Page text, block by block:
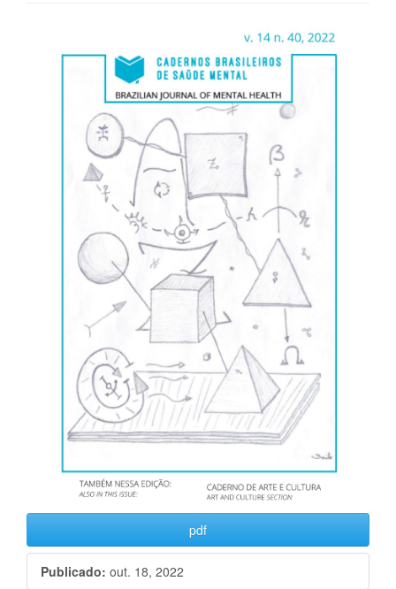
lateral
artigos
pdf
Publicado: out. 18, 2022